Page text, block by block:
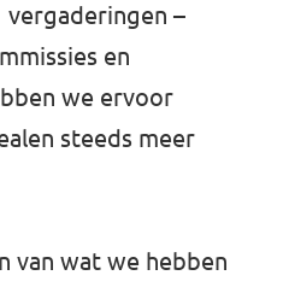
vergaderingen –
en
we ervoor
steeds meer
van wat we hebben